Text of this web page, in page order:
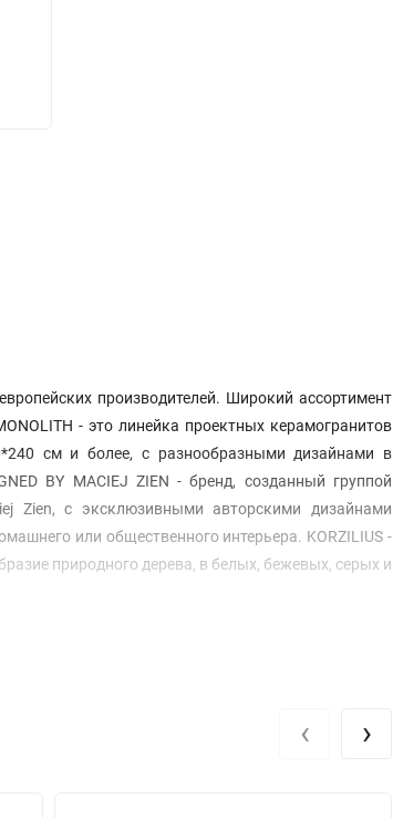
производителей. Широкий ассортимент
- это линейка проектных керамогранитов
см и более, с разнообразными дизайнами в
BY MACIEJ ZIEN - бренд, созданный группой
Zien, с эксклюзивными авторскими дизайнами
или общественного интерьера. KORZILIUS -
природного дерева, в белых, бежевых, серых и
‹ ›